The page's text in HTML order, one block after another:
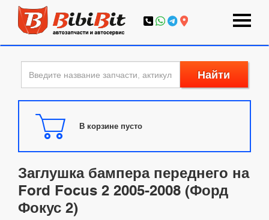
Найти
В корзине пусто
Заглушка бампера переднего на
Ford Focus 2 2005-2008 (Форд
Фокус 2)